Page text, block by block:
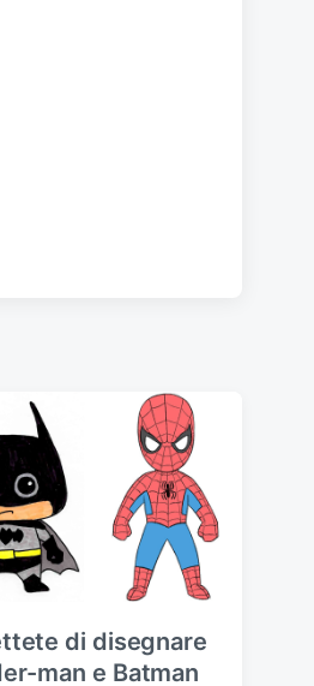
di disegnare
man e Batman